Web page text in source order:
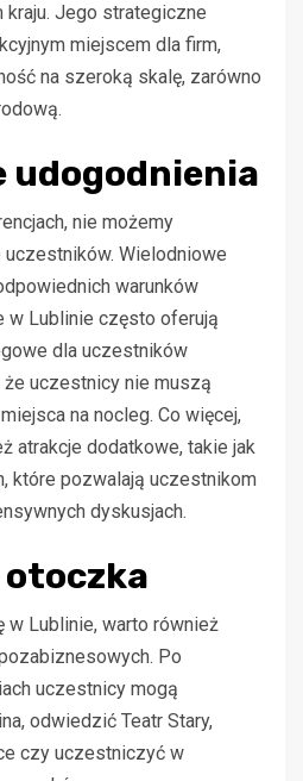
Jego strategiczne
miejscem dla firm,
na szeroką skalę, zarówno
udogodnienia
nie możemy
Wielodniowe
warunków
w Lublinie często oferują
dla uczestników
uczestnicy nie muszą
na nocleg. Co więcej,
atrakcje dodatkowe, takie jak
które pozwalają uczestnikom
dyskusjach.
w Lublinie, warto również
Po
uczestnicy mogą
odwiedzić Teatr Stary,
czy uczestniczyć w